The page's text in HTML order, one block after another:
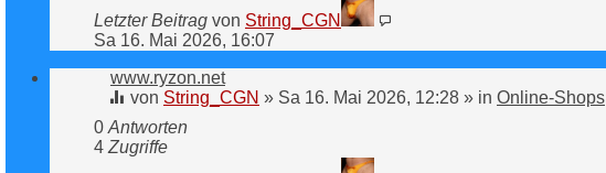
Letzter Beitrag von String_CGN
Sa 16. Mai 2026, 16:07
www.ryzon.net
von String_CGN » Sa 16. Mai 2026, 12:28 » in Online-Shops
0 Antworten
4 Zugriffe